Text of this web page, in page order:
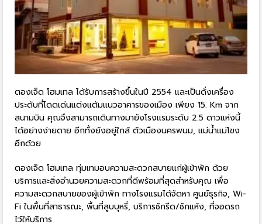
ตองเจ็ด โฮมเทล ได้รับการสร้างขึ้นในปี 2554 และเป็นดั่งเครื่อง
ประดับที่โดดเด่นแต่งแต้มแนวอาคารของเมือง เพียง 15. Km จาก
สนามบิน คุณจึงสามารถเดินทางมายังโรงแรมระดับ 2.5 ดาวแห่งนี้
ได้อย่างง่ายดาย อีกทั้งยังอยู่ใกล้ ตัวเมืองนครพนม, แม่น้ำแม่โขง
อีกด้วย
ตองเจ็ด โฮมเทล ทุ่มเทมอบความสะดวกสบายแก่ผู้เข้าพัก ด้วย
บริการและสิ่งอำนวยความสะดวกที่ดีพร้อมที่สุดสำหรับคุณ เพื่อ
ความสะดวกสบายของผู้เข้าพัก ทางโรงแรมได้จัดหา ศูนย์ธุรกิจ, Wi-
Fi ในพื้นที่สาธารณะ, พื้นที่สูบบุหรี่, บริการซักรีด/ซักแห้ง, ที่จอดรถ
ไว้ให้บริการ